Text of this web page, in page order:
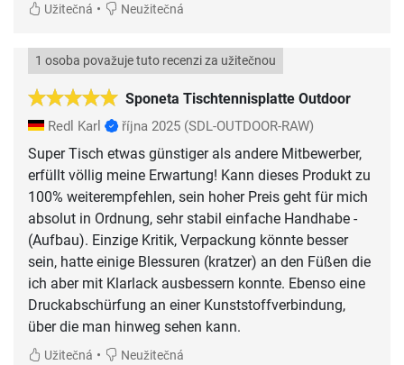
Užitečná • Neužitečná
Sponeta Tischtennisplatte Outdoor
1 osoba považuje tuto recenzi za užitečnou
Redl Karl října 2025 (SDL-OUTDOOR-RAW)
Super Tisch etwas günstiger als andere Mitbewerber,
erfüllt völlig meine Erwartung! Kann dieses Produkt zu
100% weiterempfehlen, sein hoher Preis geht für mich
absolut in Ordnung, sehr stabil einfache Handhabe -
(Aufbau). Einzige Kritik, Verpackung könnte besser
sein, hatte einige Blessuren (kratzer) an den Füßen die
ich aber mit Klarlack ausbessern konnte. Ebenso eine
Druckabschürfung an einer Kunststoffverbindung,
über die man hinweg sehen kann.
Užitečná • Neužitečná